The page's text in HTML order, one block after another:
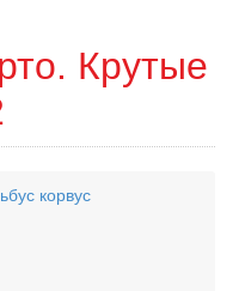
Крутые
корвус